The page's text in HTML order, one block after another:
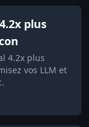
plus
4.2x plus
vos LLM et